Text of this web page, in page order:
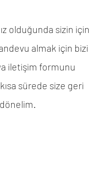
olduğunda sizin için
almak için bizi
iletişim formunu
sürede size geri
dönelim.